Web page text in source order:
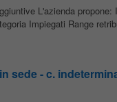
L'azienda
Impiegati Range
sede - c.